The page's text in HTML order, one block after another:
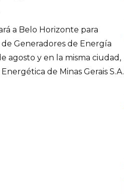
a Belo Horizonte para
Generadores de Energía
agosto y en la misma ciudad,
de Minas Gerais S.A.